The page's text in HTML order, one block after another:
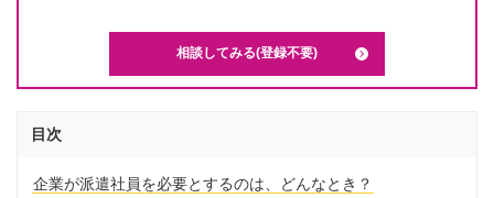
相談してみる(登録不要)
目次
企業が派遣社員を必要とするのは、どんなとき？